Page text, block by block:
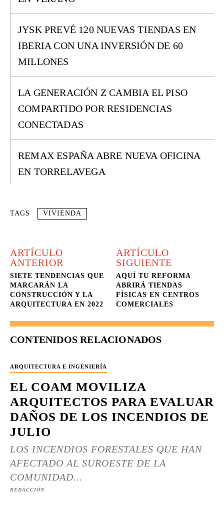
JYSK PREVÉ 120 NUEVAS TIENDAS EN
IBERIA CON UNA INVERSIÓN DE 60
MILLONES
LA GENERACIÓN Z CAMBIA EL PISO
COMPARTIDO POR RESIDENCIAS
CONECTADAS
REMAX ESPAÑA ABRE NUEVA OFICINA
EN TORRELAVEGA
TAGS VIVIENDA
ARTÍCULO
ANTERIOR
SIETE TENDENCIAS QUE
MARCARÁN LA
CONSTRUCCIÓN Y LA
ARQUITECTURA EN 2022
ARTÍCULO
SIGUIENTE
AQUÍ TU REFORMA
ABRIRÁ TIENDAS
FÍSICAS EN CENTROS
COMERCIALES
CONTENIDOS RELACIONADOS
ARQUITECTURA E INGENIERÍA
EL COAM MOVILIZA
ARQUITECTOS PARA EVALUAR
DAÑOS DE LOS INCENDIOS DE
JULIO
LOS INCENDIOS FORESTALES QUE HAN
AFECTADO AL SUROESTE DE LA
COMUNIDAD...
REDACCIÓN